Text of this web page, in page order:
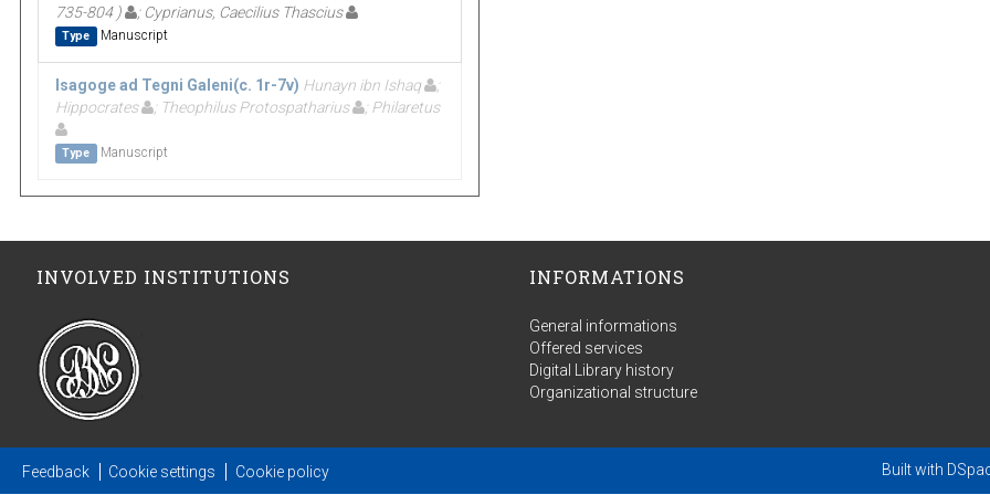
735-804 )
; Cyprianus, Caecilius Thascius
Type Manuscript
Isagoge ad Tegni Galeni(c. 1r-7v) Hunayn ibn Ishaq
;
Hippocrates
; Theophilus Protospatharius ; Philaretus
Type Manuscript
INVOLVED INSTITUTIONS INFORMATIONS
General informations
Offered services
Digital Library history
Organizational structure
Feedback Cookie settings Cookie policy Built with